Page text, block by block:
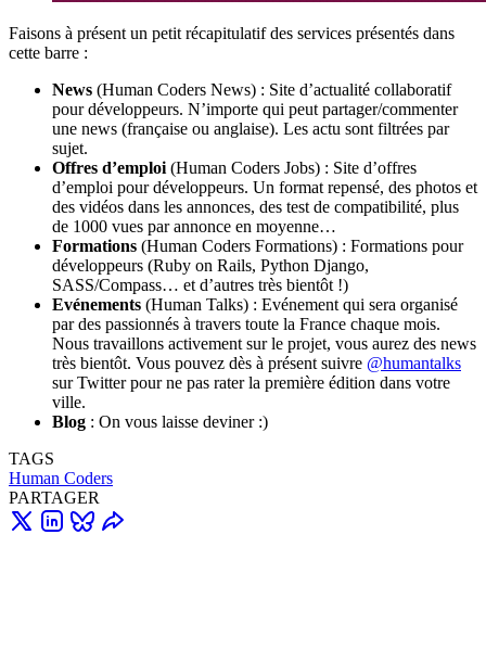
Faisons à présent un petit récapitulatif des services présentés dans
cette barre :
News (Human Coders News) : Site d’actualité collaboratif
pour développeurs. N’importe qui peut partager/commenter
une news (française ou anglaise). Les actu sont filtrées par
sujet.
Offres d’emploi (Human Coders Jobs) : Site d’offres
d’emploi pour développeurs. Un format repensé, des photos et
des vidéos dans les annonces, des test de compatibilité, plus
de 1000 vues par annonce en moyenne…
Formations (Human Coders Formations) : Formations pour
développeurs (Ruby on Rails, Python Django,
SASS/Compass… et d’autres très bientôt !)
Evénements (Human Talks) : Evénement qui sera organisé
par des passionnés à travers toute la France chaque mois.
Nous travaillons activement sur le projet, vous aurez des news
très bientôt. Vous pouvez dès à présent suivre @humantalks
sur Twitter pour ne pas rater la première édition dans votre
ville.
Blog : On vous laisse deviner :)
TAGS
Human Coders
PARTAGER